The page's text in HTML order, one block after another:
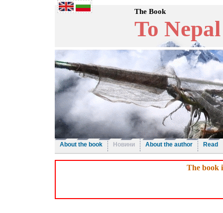
The Book
To
About the book Новини About the author Read
The book